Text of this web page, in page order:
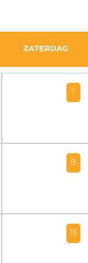
ZATERDAG
1
8
15